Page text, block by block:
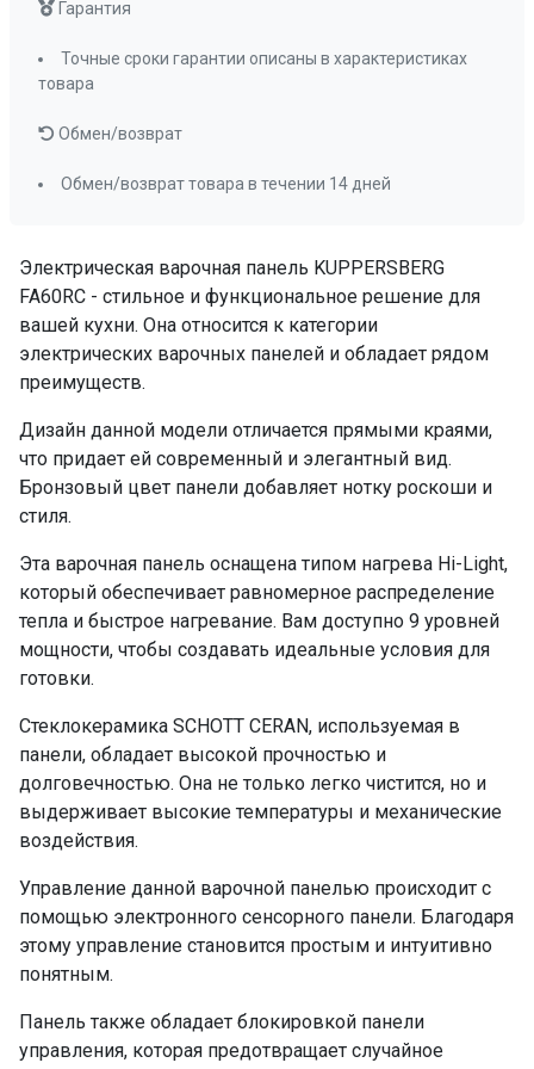
Диаметр зон, мм. передняя левая
140 мм
Диаметр зон, мм. передняя правая
120 мм , 210 мм
Диаметр зон, мм. задняя левая
120 мм , 180 мм
ПРОМО Скидка
=60627.00
Электрическая варочная панель KUPPERSBERG
FA60RC - стильное и функциональное решение для
вашей кухни. Она относится к категории
электрических варочных панелей и обладает рядом
преимуществ.
Дизайн данной модели отличается прямыми краями,
что придает ей современный и элегантный вид.
Бронзовый цвет панели добавляет нотку роскоши и
стиля.
Эта варочная панель оснащена типом нагрева Hi-Light,
который обеспечивает равномерное распределение
тепла и быстрое нагревание. Вам доступно 9 уровней
мощности, чтобы создавать идеальные условия для
готовки.
Стеклокерамика SCHOTT CERAN, используемая в
панели, обладает высокой прочностью и
долговечностью. Она не только легко чистится, но и
выдерживает высокие температуры и механические
воздействия.
Управление данной варочной панелью происходит с
помощью электронного сенсорного панели. Благодаря
этому управление становится простым и интуитивно
понятным.
Панель также обладает блокировкой панели
управления, которая предотвращает случайное
Гарантия
Точные сроки гарантии описаны в характеристиках
товара
Обмен/возврат
Обмен/возврат товара в течении 14 дней